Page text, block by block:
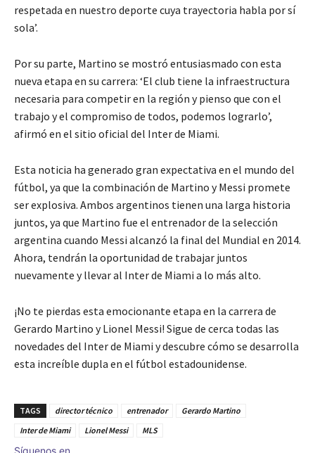
respetada en nuestro deporte cuya trayectoria habla por sí
sola’.
Por su parte, Martino se mostró entusiasmado con esta
nueva etapa en su carrera: ‘El club tiene la infraestructura
necesaria para competir en la región y pienso que con el
trabajo y el compromiso de todos, podemos lograrlo’,
afirmó en el sitio oficial del Inter de Miami.
Esta noticia ha generado gran expectativa en el mundo del
fútbol, ya que la combinación de Martino y Messi promete
ser explosiva. Ambos argentinos tienen una larga historia
juntos, ya que Martino fue el entrenador de la selección
argentina cuando Messi alcanzó la final del Mundial en 2014.
Ahora, tendrán la oportunidad de trabajar juntos
nuevamente y llevar al Inter de Miami a lo más alto.
¡No te pierdas esta emocionante etapa en la carrera de
Gerardo Martino y Lionel Messi! Sigue de cerca todas las
novedades del Inter de Miami y descubre cómo se desarrolla
esta increíble dupla en el fútbol estadounidense.
TAGS director técnico entrenador
Gerardo Martino
Inter de Miami
Lionel Messi MLS
Síguenos en